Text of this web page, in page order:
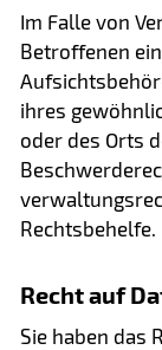
Im Falle von
Betroffenen
ihres
oder des Orts
Rechtsbehelfe.
Recht auf
Sie haben das